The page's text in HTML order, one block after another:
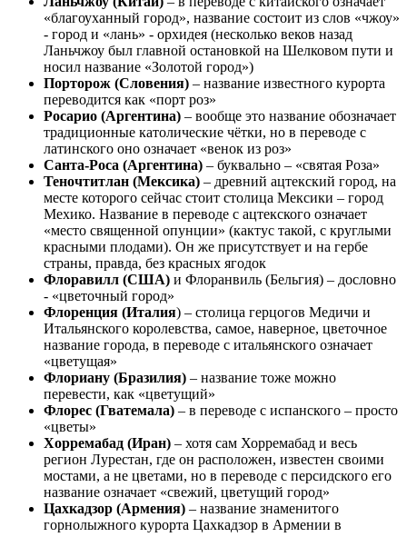
«благоуханный город», название состоит из слов «чжоу»
- город и «лань» - орхидея (несколько веков назад
Ланьчжоу был главной остановкой на Шелковом пути и
носил название «Золотой город»)
Порторож (Словения) – название известного курорта
переводится как «порт роз»
Росарио (Аргентина) – вообще это название обозначает
традиционные католические чётки, но в переводе с
латинского оно означает «венок из роз»
Санта-Роса (Аргентина) – буквально – «святая Роза»
Теночтитлан (Мексика) – древний ацтекский город, на
месте которого сейчас стоит столица Мексики – город
Мехико. Название в переводе с ацтекского означает
«место священной опунции» (кактус такой, с круглыми
красными плодами). Он же присутствует и на гербе
страны, правда, без красных ягодок
Флоравилл (США) и Флоранвиль (Бельгия) – дословно
- «цветочный город»
Флоренция (Италия) – столица герцогов Медичи и
Итальянского королевства, самое, наверное, цветочное
название города, в переводе с итальянского означает
«цветущая»
Флориану (Бразилия) – название тоже можно
перевести, как «цветущий»
Флорес (Гватемала) – в переводе с испанского – просто
«цветы»
Хорремабад (Иран) – хотя сам Хорремабад и весь
регион Лурестан, где он расположен, известен своими
мостами, а не цветами, но в переводе с персидского его
название означает «свежий, цветущий город»
Цахкадзор (Армения) – название знаменитого
горнолыжного курорта Цахкадзор в Армении в